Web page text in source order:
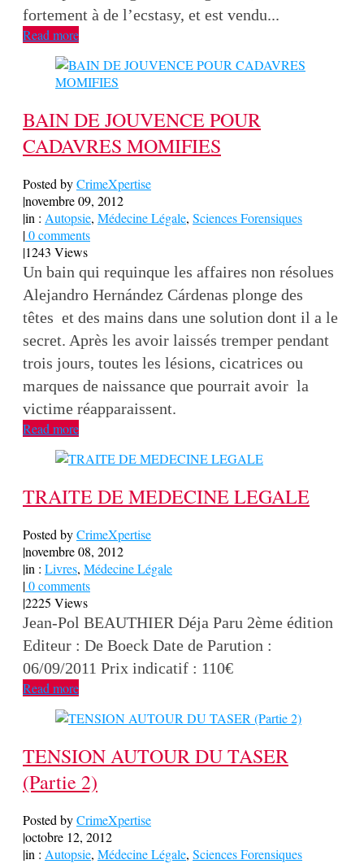
fortement à de l’ecstasy, et est vendu...
Read more
BAIN DE JOUVENCE POUR
CADAVRES MOMIFIES
Posted byCrimeXpertise
|novembre 09, 2012
|in : Autopsie, Médecine Légale, Sciences Forensiques
|0 comments
|1243 Views
Un bain qui requinque les affaires non résolues
Alejandro Hernández Cárdenas plonge des
têtes et des mains dans une solution dont il a le
secret. Après les avoir laissés tremper pendant
trois jours, toutes les lésions, cicatrices ou
marques de naissance que pourrait avoir la
victime réapparaissent.
Read more
TRAITE DE MEDECINE LEGALE
Posted byCrimeXpertise
|novembre 08, 2012
|in : Livres, Médecine Légale
|0 comments
|2225 Views
Jean-Pol BEAUTHIER Déja Paru 2ème édition
Editeur : De Boeck Date de Parution :
06/09/2011 Prix indicatif : 110€
Read more
TENSION AUTOUR DU TASER
(Partie 2)
Posted byCrimeXpertise
|octobre 12, 2012
|in : Autopsie, Médecine Légale, Sciences Forensiques